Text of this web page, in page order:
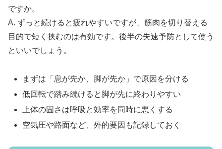
ですか。
A. ずっと続けると疲れやすいですが、筋肉を切り替える
目的で短く挟むのは有効です。後半の失速予防として使う
といいでしょう。
まずは「息が先か、脚が先か」で原因を分ける
低回転で踏み続けると脚が先に終わりやすい
上体の固さは呼吸と効率を同時に悪くする
空気圧や路面など、外的要因も記録しておく